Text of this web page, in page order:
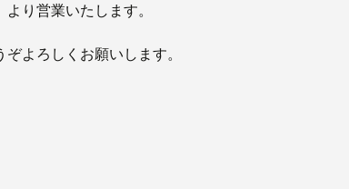
より営業いたします。
ぞよろしくお願いします。